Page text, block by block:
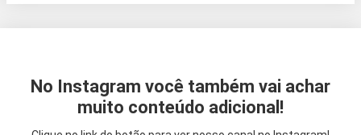
No Instagram você também vai achar
muito conteúdo adicional!